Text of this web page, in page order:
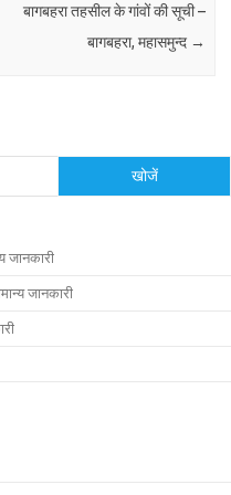
बागबहरा तहसील के गांवों की सूची –
बागबहरा, महासमुन्द →
खोजें
जानकारी
जानकारी